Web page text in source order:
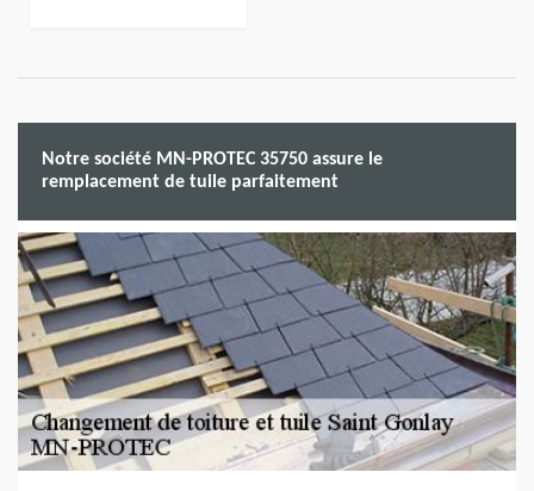
Notre société MN-PROTEC 35750 assure le
remplacement de tuile parfaitement